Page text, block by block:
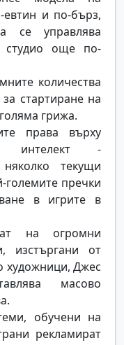
евтин и по-бърз,
се управлява
студио още по-
количества
стартиране на
грижа.
права върху
интелект -
текущи
големите пречки
в игрите в
на огромни
изстъргани от
художници, Джес
масово
обучени на
рекламират